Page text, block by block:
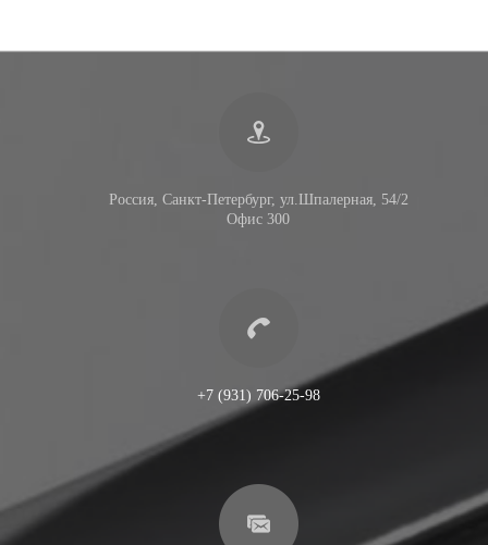
Россия, Санкт-Петербург, ул.Шпалерная, 54/2
Офис 300
+7 (931) 706-25-98